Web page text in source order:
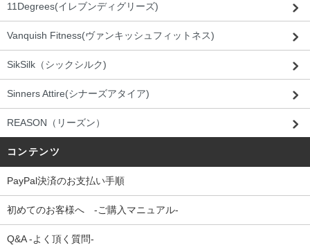
11Degrees(イレブンディグリーズ)
Vanquish Fitness(ヴァンキッシュフィットネス)
SikSilk（シックシルク)
Sinners Attire(シナーズアタイア)
REASON（リーズン）
コンテンツ
PayPal決済のお支払い手順
初めてのお客様へ -ご購入マニュアル-
Q&A -よく頂く質問-